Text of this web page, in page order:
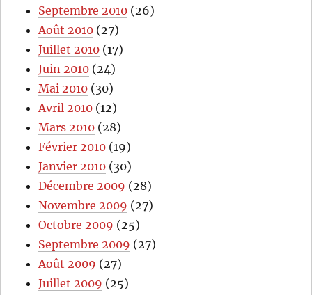
Septembre 2010 (26)
Août 2010 (27)
Juillet 2010 (17)
Juin 2010 (24)
Mai 2010 (30)
Avril 2010 (12)
Mars 2010 (28)
Février 2010 (19)
Janvier 2010 (30)
Décembre 2009 (28)
Novembre 2009 (27)
Octobre 2009 (25)
Septembre 2009 (27)
Août 2009 (27)
Juillet 2009 (25)